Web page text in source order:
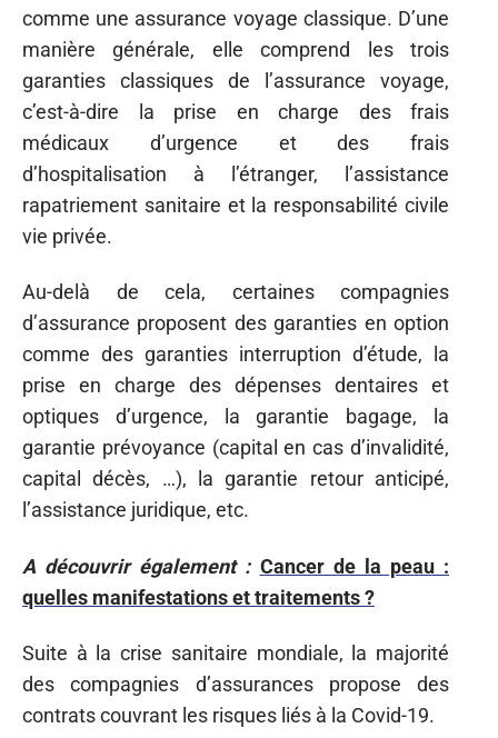
comme une assurance voyage classique. D’une
manière générale, elle comprend les trois
garanties classiques de l’assurance voyage,
c’est-à-dire la prise en charge des frais
médicaux d’urgence et des frais
d’hospitalisation à l’étranger, l’assistance
rapatriement sanitaire et la responsabilité civile
vie privée.
Au-delà de cela, certaines compagnies
d’assurance proposent des garanties en option
comme des garanties interruption d’étude, la
prise en charge des dépenses dentaires et
optiques d’urgence, la garantie bagage, la
garantie prévoyance (capital en cas d’invalidité,
capital décès, …), la garantie retour anticipé,
l’assistance juridique, etc.
A découvrir également : Cancer de la peau :
quelles manifestations et traitements ?
Suite à la crise sanitaire mondiale, la majorité
des compagnies d’assurances propose des
contrats couvrant les risques liés à la Covid-19.